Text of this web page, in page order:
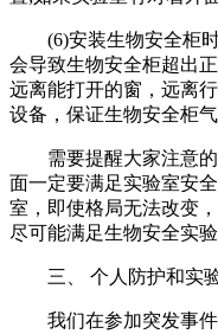
(6)安装生物安全柜时
会导致生物安全柜超出
远离能打开的窗，远离
设备，保证生物安全柜
需要提醒大家注意的
面一定要满足实验室安
室，即使格局无法改变
尽可能满足生物安全实验
三、 个人防护和实验
我们在参加突发事件